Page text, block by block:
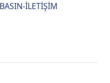
İLETİŞİM